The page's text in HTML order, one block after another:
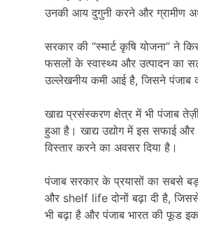
उनकी आय दुगुनी करने और ग्रामीण
सरकार की “स्मार्ट कृषि योजना” ने
फसलों के स्वास्थ्य और उत्पादन का
उल्लेखनीय कमी आई है, जिसने पंजाब
खाद्य प्रसंस्करण क्षेत्र में भी पंजाब
हुआ है। खाद्य उद्योग में इस सफाई
विस्तार करने का अवसर दिया है।
पंजाब सरकार के प्रयासों का सबसे
और shelf life दोनों बढ़ा दी है, जिससे
भी बढ़ा है और पंजाब भारत की फूड